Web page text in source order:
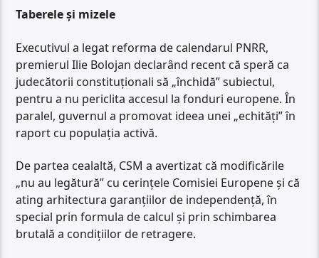
Taberele și mizele
Executivul a legat reforma de calendarul PNRR,
premierul Ilie Bolojan declarând recent că speră ca
judecătorii constituționali să „închidă” subiectul,
pentru a nu periclita accesul la fonduri europene. În
paralel, guvernul a promovat ideea unei „echități” în
raport cu populația activă.
De partea cealaltă, CSM a avertizat că modificările
„nu au legătură” cu cerințele Comisiei Europene și că
ating arhitectura garanțiilor de independență, în
special prin formula de calcul și prin schimbarea
brutală a condițiilor de retragere.